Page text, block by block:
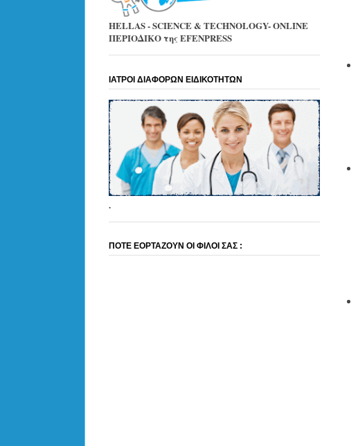
HELLAS - SCIENCE & TECHNOLOGY- ONLINE
ΠΕΡΙΟΔΙΚΟ της EFENPRESS
ΙΑΤΡΟΙ ΔΙΑΦΟΡΩΝ ΕΙΔΙΚΟΤΗΤΩΝ
.
ΠΟΤΕ ΕΟΡΤΑΖΟΥΝ ΟΙ ΦΙΛΟΙ ΣΑΣ :